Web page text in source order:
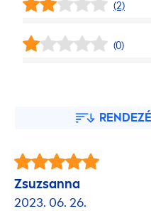
(2)
(0)
Zsuzsanna
2023. 06. 26.